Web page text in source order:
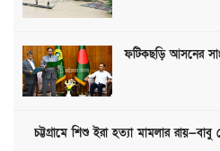
ফটিকছড়ি আসনের
চট্টগ্রামে শিশু ইরা হত্যা মামলার